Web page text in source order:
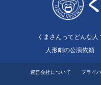
くまさんってどんな人
人形劇の公演依頼
運営会社について プライ